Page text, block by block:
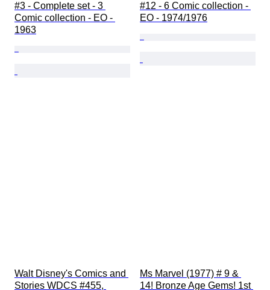
#3 - Complete set - 3
Comic collection - EO -
1963
#12 - 6 Comic collection -
EO - 1974/1976
Walt Disney's Comics and
Stories WDCS #455,
Ms Marvel (1977) # 9 &
14! Bronze Age Gems! 1st